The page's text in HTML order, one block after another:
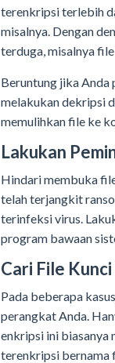
terenkripsi terlebih
misalnya. Dengan
terduga, misalnya
Beruntung jika Anda
melakukan dekripsi
memulihkan file ke
Lakukan
Hindari membuka
telah terjangkit
terinfeksi virus.
program bawaan
Cari File
Pada beberapa
perangkat Anda.
enkripsi ini biasanya
terenkripsi bernama